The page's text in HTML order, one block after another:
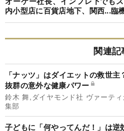
内小型店に百貨店地下、関西...臨
関連記
「ナッツ」はダイエットの救世
抜群の意外な健康パワー
鈴木 舞,ダイヤモンド社 ヴァーテ
集部
子どもに「何やってんだ！」は逆